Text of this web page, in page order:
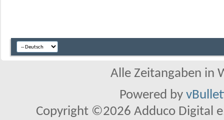
Alle Zeitangaben in
Powered by
Copyright ©2026 Adduco Digital